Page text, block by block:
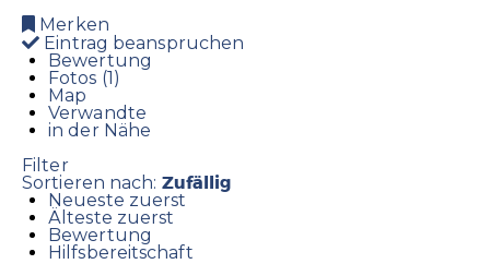
Merken
Eintrag beanspruchen
Bewertung
Fotos (1)
Map
Verwandte
in der Nähe
Filter
Sortieren nach: Zufällig
Neueste zuerst
Älteste zuerst
Bewertung
Hilfsbereitschaft